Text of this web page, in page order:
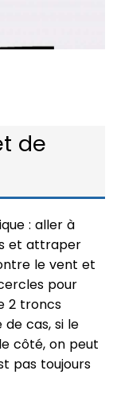
de
: aller à
et attraper
le vent et
pour
2 troncs
cas, si le
côté, on peut
pas toujours